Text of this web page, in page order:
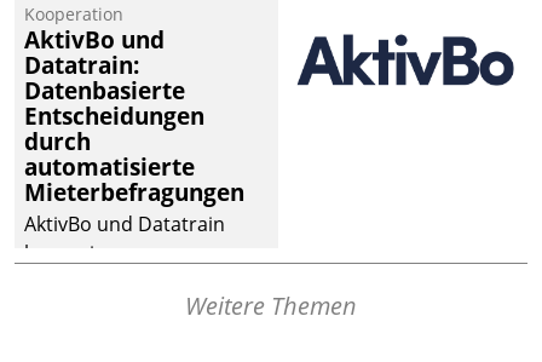
operativen
Instandhaltung in die
SAP-Systemlandschaft
deutscher
Wohnungsunternehmen
– und beschleunigt damit
den Weg vom
Mieteranliegen zum
Dienstleisterauftrag.
Kooperation
AktivBo und
Datatrain:
Datenbasierte
Entscheidungen
durch
automatisierte
Mieterbefragungen
AktivBo und Datatrain
kooperieren –
profitieren: Die nahtloseWeitere Themen